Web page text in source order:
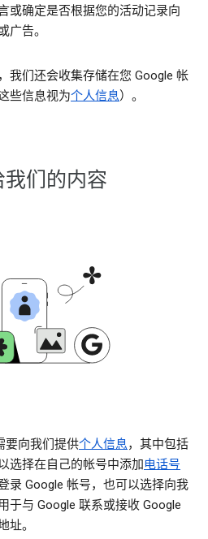
或确定是否根据您的活动记录向
广告。
我们还会收集存储在您 Google 帐
些信息视为个人信息）。
们的内容
要向我们提供个人信息，其中包括
选择在自己的帐号中添加电话号
录 Google 帐号，也可以选择向我
于与 Google 联系或接收 Google
址。